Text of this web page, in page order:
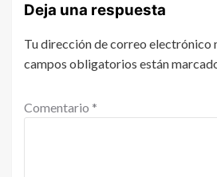
Deja una respuesta
Tu dirección de correo electrónico
campos obligatorios están
Comentario *